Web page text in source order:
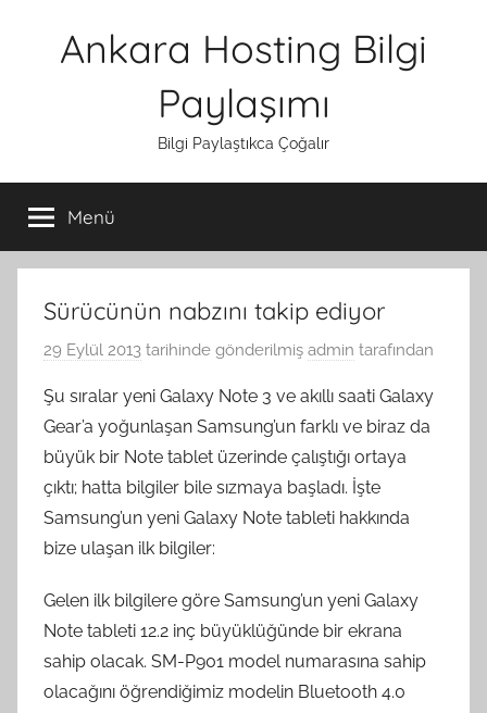
Ankara Hosting Bilgi
Paylaşımı
Bilgi Paylaştıkca Çoğalır
Menü
Sürücünün nabzını takip ediyor
29 Eylül 2013 tarihinde gönderilmiş admin tarafından
Şu sıralar yeni Galaxy Note 3 ve akıllı saati Galaxy
Gear’a yoğunlaşan Samsung’un farklı ve biraz da
büyük bir Note tablet üzerinde çalıştığı ortaya
çıktı; hatta bilgiler bile sızmaya başladı. İşte
Samsung’un yeni Galaxy Note tableti hakkında
bize ulaşan ilk bilgiler:
Gelen ilk bilgilere göre Samsung’un yeni Galaxy
Note tableti 12.2 inç büyüklüğünde bir ekrana
sahip olacak. SM-P901 model numarasına sahip
olacağını öğrendiğimiz modelin Bluetooth 4.0